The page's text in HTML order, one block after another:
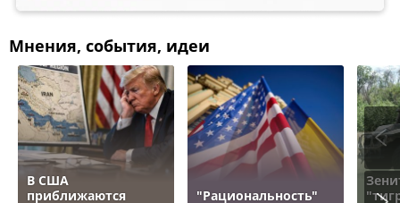
Мнения, события, идеи
В США
приближаются
"Рациональность"